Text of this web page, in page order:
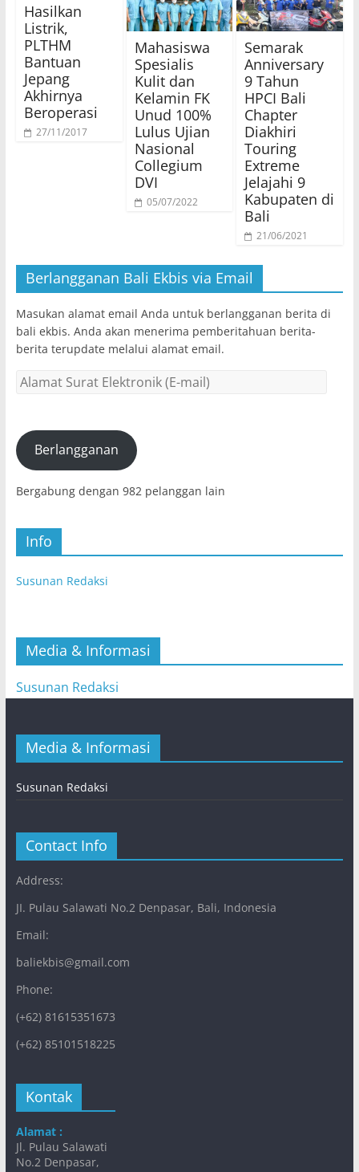
Hasilkan
Listrik,
PLTHM
Bantuan
Jepang
Akhirnya
Beroperasi
27/11/2017
Mahasiswa
Spesialis
Kulit dan
Kelamin FK
Unud 100%
Lulus Ujian
Nasional
Collegium
DVI
05/07/2022
Semarak
Anniversary
9 Tahun
HPCI Bali
Chapter
Diakhiri
Touring
Extreme
Jelajahi 9
Kabupaten di
Bali
21/06/2021
Berlangganan Bali Ekbis via Email
Masukan alamat email Anda untuk berlangganan berita di
bali ekbis. Anda akan menerima pemberitahuan berita-
berita terupdate melalui alamat email.
Alamat
(E-
mail)Berlangganan
Bergabung dengan 982 pelanggan lain
Info
Susunan Redaksi
Media & Informasi
Susunan Redaksi
Media & Informasi
Susunan Redaksi
Contact Info
Address:
JI. Pulau Salawati No.2 Denpasar, Bali, Indonesia
Email:
baliekbis@gmail.com
Phone:
(+62) 81615351673
(+62) 85101518225
Kontak
Alamat :
Jl. Pulau Salawati
No.2 Denpasar,